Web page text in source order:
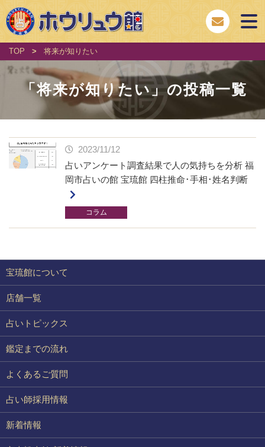
TOP > 将来が知りたい
「将来が知りたい」の投稿一覧
2023/11/12
占いアンケート調査結果で人の気持ちを分析 福
岡市占いの館 宝琉館 四柱推命･手相･姓名判断
コラム
宝琉館について
店舗一覧
占いトピックス
鑑定までの流れ
よくあるご質問
占い師採用情報
新着情報